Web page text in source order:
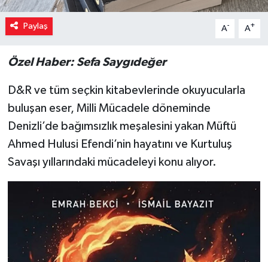
Paylaş A- A+
Özel Haber: Sefa Saygıdeğer
D&R ve tüm seçkin kitabevlerinde okuyucularla
buluşan eser, Milli Mücadele döneminde
Denizli’de bağımsızlık meşalesini yakan Müftü
Ahmed Hulusi Efendi’nin hayatını ve Kurtuluş
Savaşı yıllarındaki mücadeleyi konu alıyor.
Yurttan